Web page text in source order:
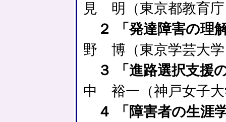
見 明（東京都教育
２ 「発達障害の理
野 博（東京学芸大学
３ 「進路選択支援
中 裕一（神戸女子大
４ 「障害者の生涯